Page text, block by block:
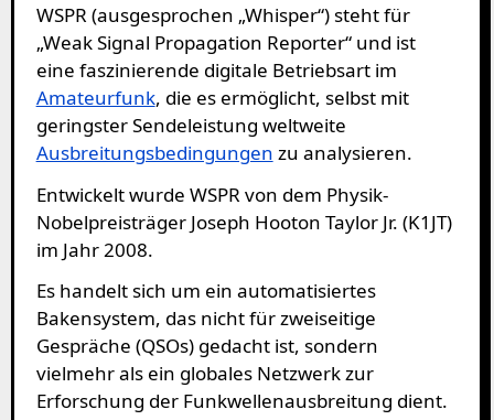
WSPR (ausgesprochen „Whisper“) steht für
„Weak Signal Propagation Reporter“ und ist
eine faszinierende digitale Betriebsart im
Amateurfunk, die es ermöglicht, selbst mit
geringster Sendeleistung weltweite
Ausbreitungsbedingungen zu analysieren.
Entwickelt wurde WSPR von dem Physik-
Nobelpreisträger Joseph Hooton Taylor Jr. (K1JT)
im Jahr 2008.
Es handelt sich um ein automatisiertes
Bakensystem, das nicht für zweiseitige
Gespräche (QSOs) gedacht ist, sondern
vielmehr als ein globales Netzwerk zur
Erforschung der Funkwellenausbreitung dient.